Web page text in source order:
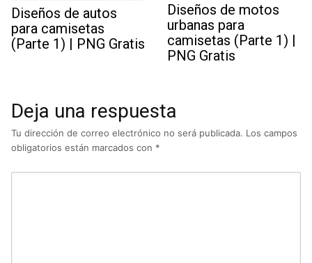
Diseños de autos
para camisetas
(Parte 1) | PNG Gratis
Diseños de motos
urbanas para
camisetas (Parte 1) |
PNG Gratis
Deja una respuesta
Tu dirección de correo electrónico no será publicada. Los campos
obligatorios están marcados con *